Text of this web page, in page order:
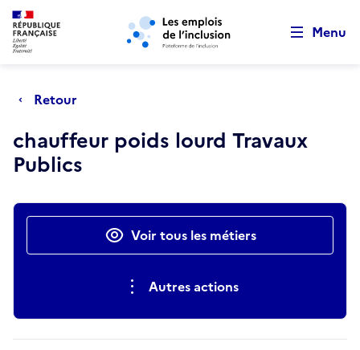
Aller au menu principal Aller au contenu principal
Menu
Retour
chauffeur poids lourd Travaux
Publics
Actions rapidesVoir tous les métiers
Autres actions
Retour au début de la page
Panneau de gestion des cookies